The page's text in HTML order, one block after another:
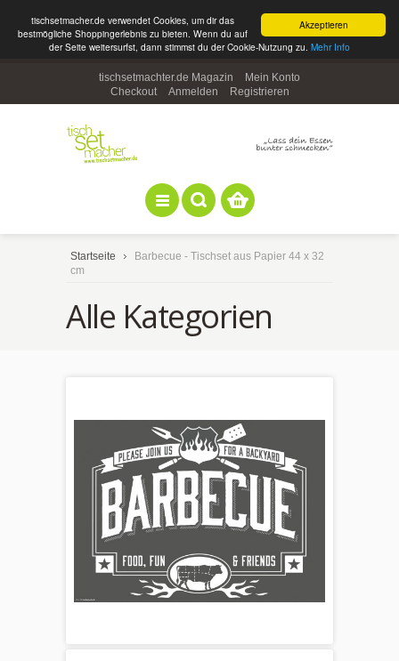
Akzeptieren
tischsetmacher.de verwendet Cookies, um dir das
bestmögliche Shoppingerlebnis zu bieten. Wenn du auf
der Seite weitersurfst, dann stimmst du der Cookie-Nutzung zu. Mehr Info
tischsetmachter.de Magazin
Mein Konto
Checkout
Anmelden Registrieren
Startseite
Barbecue - Tischset aus Papier 44 x 32
cm
Alle Kategorien